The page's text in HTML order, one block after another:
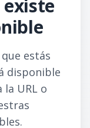
estás
disponible
URL o